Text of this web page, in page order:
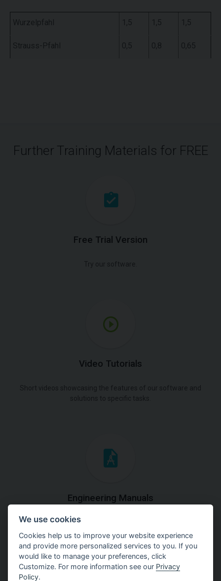
Wurzelpfahl 1,5 1,5 1,5
Strauss-Pfahl 0,5 0,8 0,65
Further Training Materials for FREE
Free Trial Version
Try our software.
Video Tutorials
Short videos showcasing the features of our software and
solutions to specific tasks.
Engineering Manuals
Step by steps guides on how
to solve a specific tasks.
We use cookies
Cookies help us to improve your website experience
and provide more personalized services to you. If you
would like to manage your preferences, click
Customize. For more information see our Privacy
Policy.